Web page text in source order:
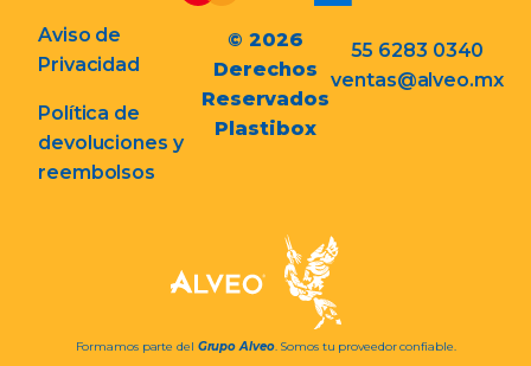
Aviso de
Privacidad
Política de
devoluciones y
reembolsos
© 2026
Derechos
Reservados
Plastibox
55 6283 0340
ventas@alveo.mx
Formamos parte del Grupo Alveo. Somos tu proveedor confiable.